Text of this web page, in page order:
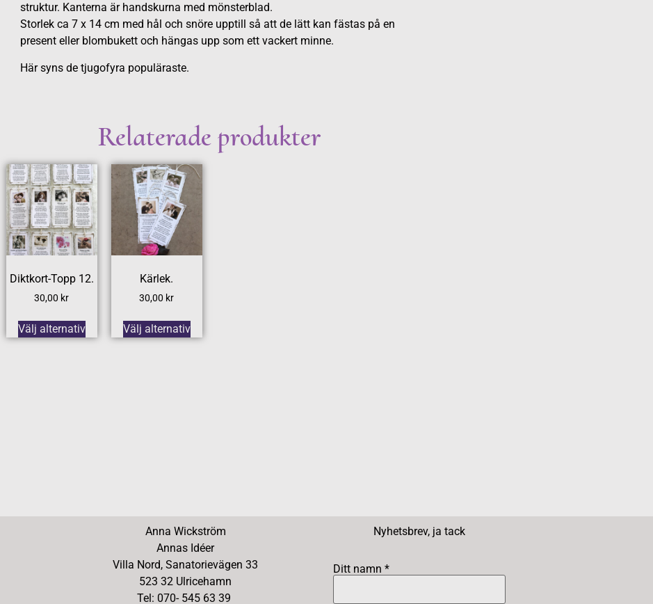
struktur. Kanterna är handskurna med mönsterblad.
Storlek ca 7 x 14 cm med hål och snöre upptill så att de lätt kan fästas på en
present eller blombukett och hängas upp som ett vackert minne.
Här syns de tjugofyra populäraste.
Relaterade produkter
Diktkort-Topp 12.
30,00 kr
Välj alternativ
Kärlek.
30,00 kr
Välj alternativ
Anna Wickström
Annas Idéer
Villa Nord, Sanatorievägen 33
523 32 Ulricehamn
Tel: 070- 545 63 39
Nyhetsbrev, ja tack
Ditt namn *